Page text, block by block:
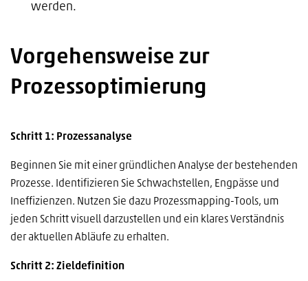
werden​.
Vorgehensweise zur
Prozessoptimierung
Schritt 1: Prozessanalyse
Beginnen Sie mit einer gründlichen Analyse der bestehenden
Prozesse. Identifizieren Sie Schwachstellen, Engpässe und
Ineffizienzen. Nutzen Sie dazu Prozessmapping-Tools, um
jeden Schritt visuell darzustellen und ein klares Verständnis
der aktuellen Abläufe zu erhalten.
Schritt 2: Zieldefinition